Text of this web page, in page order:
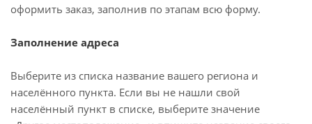
оформить заказ, заполнив по этапам всю форму.
Заполнение адреса
Выберите из списка название вашего региона и
населённого пункта. Если вы не нашли свой
населённый пункт в списке, выберите значение